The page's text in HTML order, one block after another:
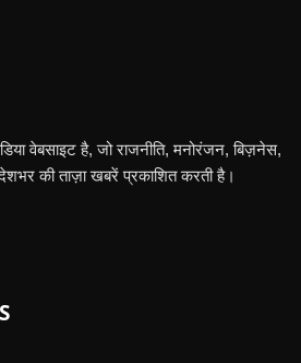
वेबसाइट है, जो राजनीति, मनोरंजन, बिज़नेस,
की ताज़ा खबरें प्रकाशित करती है।